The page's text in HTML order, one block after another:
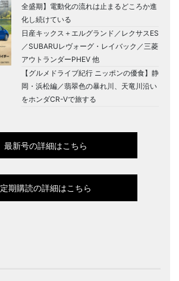
全盛期】電動化の流れは止まるどころか進
化し続けている
日産キックス＋エルグランド／レクサスES
／SUBARUレヴォーグ・レイバック／三菱
アウトランダーPHEV 他
【グルメドライブ紀行 ニッポンの優食】静
岡・浜松編／翡翠色の暴れ川、天竜川沿い
をホンダCR-Vで旅する
最新号の詳細はこちら
定期購読の詳細はこちら